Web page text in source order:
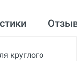
круглого